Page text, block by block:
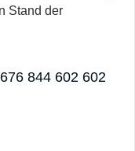
Stand der
844 602 602